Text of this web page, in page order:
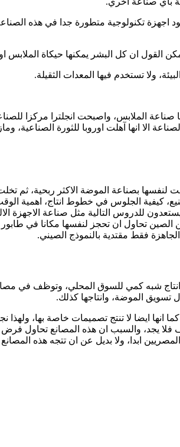
تكنولوجية متطورة جدا في هذه
القول ان كل البشر يمكنها حيكاة
ولا تستخدم فيها المعدات الثقيلة.
صناعة الملابس، واصبحت انجلترا مركزا
الا انها آهلت اوروبا للثورة
بصناعة الموضة الاكثر ربحية، ثم
كيفية الجلوس في خطوط انتاج، اهمية
للدروس التالية مثل صناعة الاجهزة
تحاول ان تحجز لنفسها مكانا في
فقط مقتدية بالنموذج الصيني.
شبه كمي للسوق المحلي، وتوظف في مصانع
تسويق الموضة، وانتاجها كذلك.
انها ايضا لا تنتج تصميمات خاصة بها،
يجد، والسبب ان هذه المصانع تحاول
ابدا، ولا بديل عن ان تتجه هذه